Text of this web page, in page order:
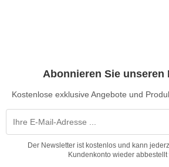
Abonnieren Sie unseren
Kostenlose exklusive Angebote und
Der Newsletter ist kostenlos und kann
Kundenkonto wieder